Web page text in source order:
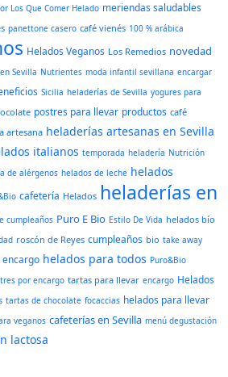
Los Que Comer Helado meriendas saludables
panettone casero café vienés 100 % arábica
Helados Veganos Los Remedios novedad
Sevilla Nutrientes moda infantil sevillana encargar
Sicilia heladerías de Sevilla yogures para
postres para llevar productos café
artesana heladerías artesanas en Sevilla
italianos temporada heladería Nutrición
de alérgenos helados de leche helados
cafetería Helados heladerías en
cumpleaños Puro E Bio Estilo De Vida helados bío
roscón de Reyes cumpleaños bio take away
helados para todos Puro&Bio
por encargo tartas para llevar encargo Helados
tartas de chocolate focaccias helados para llevar
veganos cafeterías en Sevilla menú degustación
lactosa